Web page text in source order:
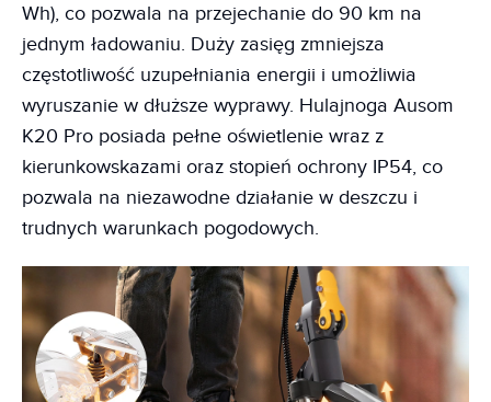
Wh), co pozwala na przejechanie do 90 km na
jednym ładowaniu. Duży zasięg zmniejsza
częstotliwość uzupełniania energii i umożliwia
wyruszanie w dłuższe wyprawy. Hulajnoga Ausom
K20 Pro posiada pełne oświetlenie wraz z
kierunkowskazami oraz stopień ochrony IP54, co
pozwala na niezawodne działanie w deszczu i
trudnych warunkach pogodowych.